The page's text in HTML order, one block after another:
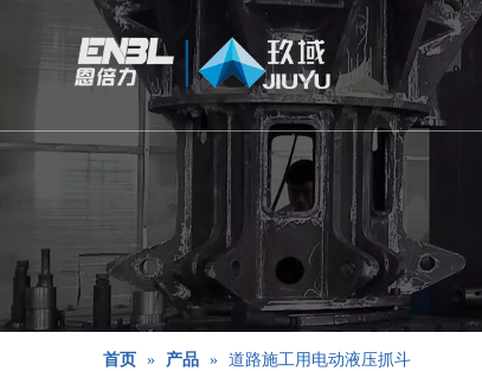
首页 » 产品 » 道路施工用电动液压抓斗